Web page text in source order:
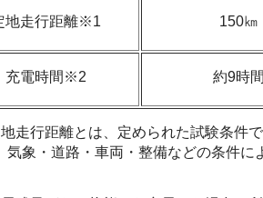
地走行距離※1
150㎞
充電時間※2 約9時間
走行距離とは、定められた試験条件
気象・道路・車両・整備などの条件に